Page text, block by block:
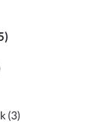
(3)